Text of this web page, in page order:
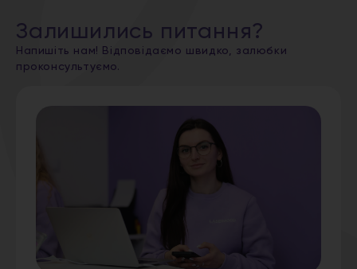
Залишились питання?
Напишіть нам! Відповідаємо швидко, залюбки
проконсультуємо.